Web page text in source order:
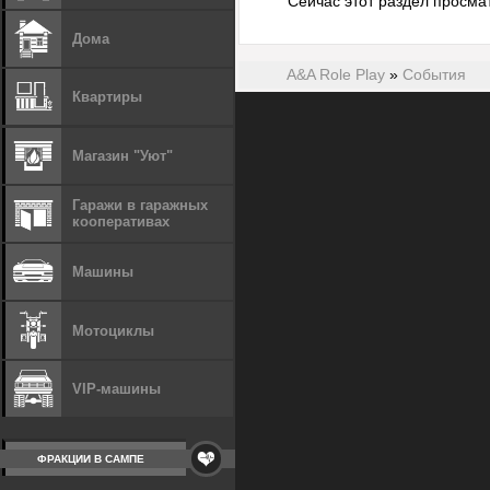
A&A Role Play »События
Дома
Квартиры
Магазин "Уют"
Гаражи в гаражных
кооперативах
Машины
Мотоциклы
VIP-машины
ФРАКЦИИ В САМПЕ